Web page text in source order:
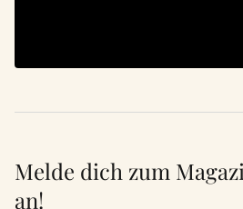
Melde dich zum
an!